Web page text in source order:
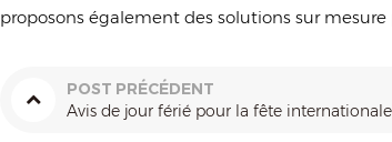
proposons également des solutions sur
POST PRÉCÉDENT
Avis de jour férié pour la fête